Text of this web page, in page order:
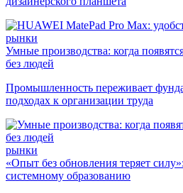
рынки
Умные производства: когда
без людей
Промышленность переживает
подходах к организации труда
рынки
«Опыт без обновления теряет
системному образованию